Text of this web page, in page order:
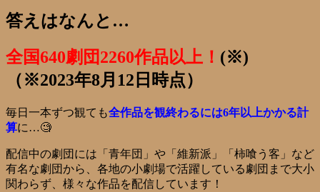
答えはなんと…
全国640劇団2260作品以上！ (※)
（※2023年8月12日時点）
毎日一本ずつ観ても全作品を観終わるには6年以上かかる計
算に…🧐
配信中の劇団には「青年団」や「維新派」「柿喰う客」など
有名な劇団から、各地の小劇場で活躍している劇団まで大小
関わらず、様々な作品を配信しています！